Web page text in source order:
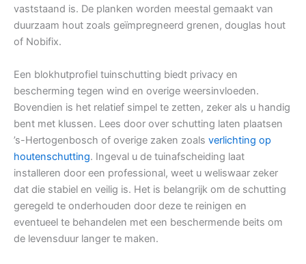
vaststaand is. De planken worden meestal gemaakt van
duurzaam hout zoals geïmpregneerd grenen, douglas hout
of Nobifix.
Een blokhutprofiel tuinschutting biedt privacy en
bescherming tegen wind en overige weersinvloeden.
Bovendien is het relatief simpel te zetten, zeker als u handig
bent met klussen. Lees door over schutting laten plaatsen
’s-Hertogenbosch of overige zaken zoals verlichting op
houtenschutting. Ingeval u de tuinafscheiding laat
installeren door een professional, weet u weliswaar zeker
dat die stabiel en veilig is. Het is belangrijk om de schutting
geregeld te onderhouden door deze te reinigen en
eventueel te behandelen met een beschermende beits om
de levensduur langer te maken.